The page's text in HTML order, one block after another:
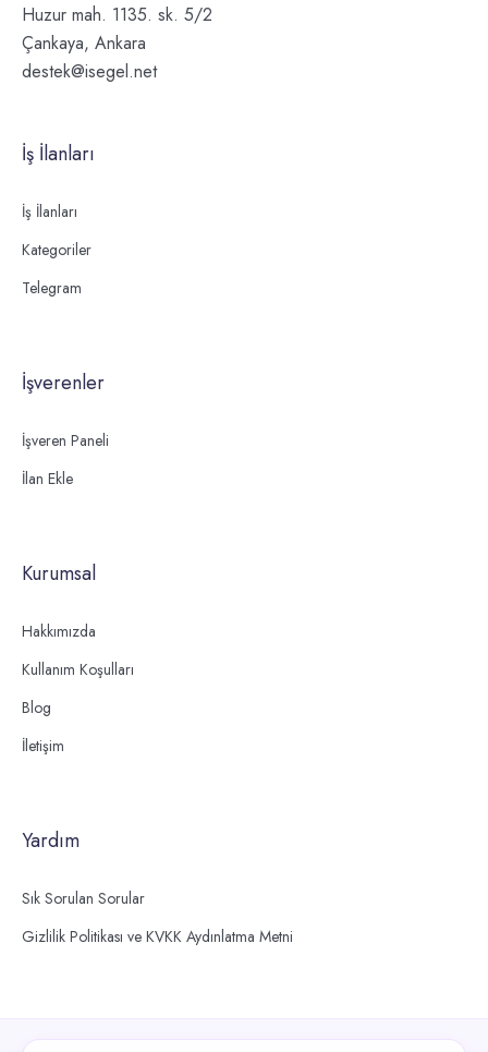
Huzur mah. 1135. sk. 5/2
Çankaya, Ankara
destek@isegel.net
İş İlanları
İş İlanları
Kategoriler
Telegram
İşverenler
İşveren Paneli
İlan Ekle
Kurumsal
Hakkımızda
Kullanım Koşulları
Blog
İletişim
Yardım
Sık Sorulan Sorular
Gizlilik Politikası ve KVKK Aydınlatma Metni